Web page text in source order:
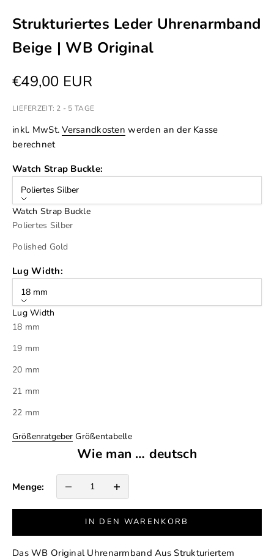
Strukturiertes Leder Uhrenarmband
Beige | WB Original
Angebot
€49,00 EUR
LIEFERZEIT: 2 - 5 TAGE
inkl. MwSt.Versandkosten werden an der Kasse
berechnet
Watch Strap Buckle:
Poliertes Silber
Watch Strap Buckle
Poliertes Silber
Polished Gold
Lug Width:
18 mm
Lug Width
18 mm
19 mm
20 mm
21 mm
22 mm
Größenratgeber Größentabelle
Wie man … deutsch
Menge: Anzahl verringernAnzahl erhöhen
IN DEN WARENKORB
Das WB Original Uhrenarmband Aus Strukturiertem